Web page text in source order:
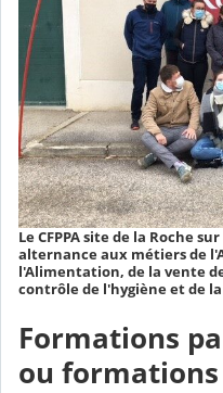
Le CFPPA site de la Roche
alternance aux métiers de
l'Alimentation, de la vente
contrôle de l'hygiène et de
Formations
ou